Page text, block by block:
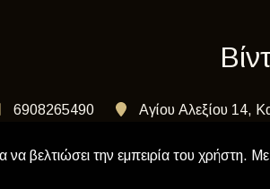
6908265490 Αγίου Αλεξίου 14,
να βελτιώσει την εμπειρία του